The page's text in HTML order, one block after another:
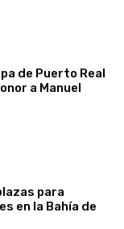
de Puerto Real
a Manuel
para
en la Bahía de